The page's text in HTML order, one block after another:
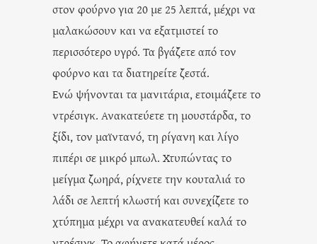
στον φούρνο για 20 με 25 λεπτά, μέχρι να
μαλακώσουν και να εξατμιστεί το
περισσότερο υγρό. Τα βγάζετε από τον
φούρνο και τα διατηρείτε ζεστά.
Ενώ ψήνονται τα μανιτάρια, ετοιμάζετε το
ντρέσιγκ. Ανακατεύετε τη μουστάρδα, το
ξίδι, τον μαϊντανό, τη ρίγανη και λίγο
πιπέρι σε μικρό μπωλ. Χτυπώντας το
μείγμα ζωηρά, ρίχνετε την κουταλιά το
λάδι σε λεπτή κλωστή και συνεχίζετε το
χτύπημα μέχρι να ανακατευθεί καλά το